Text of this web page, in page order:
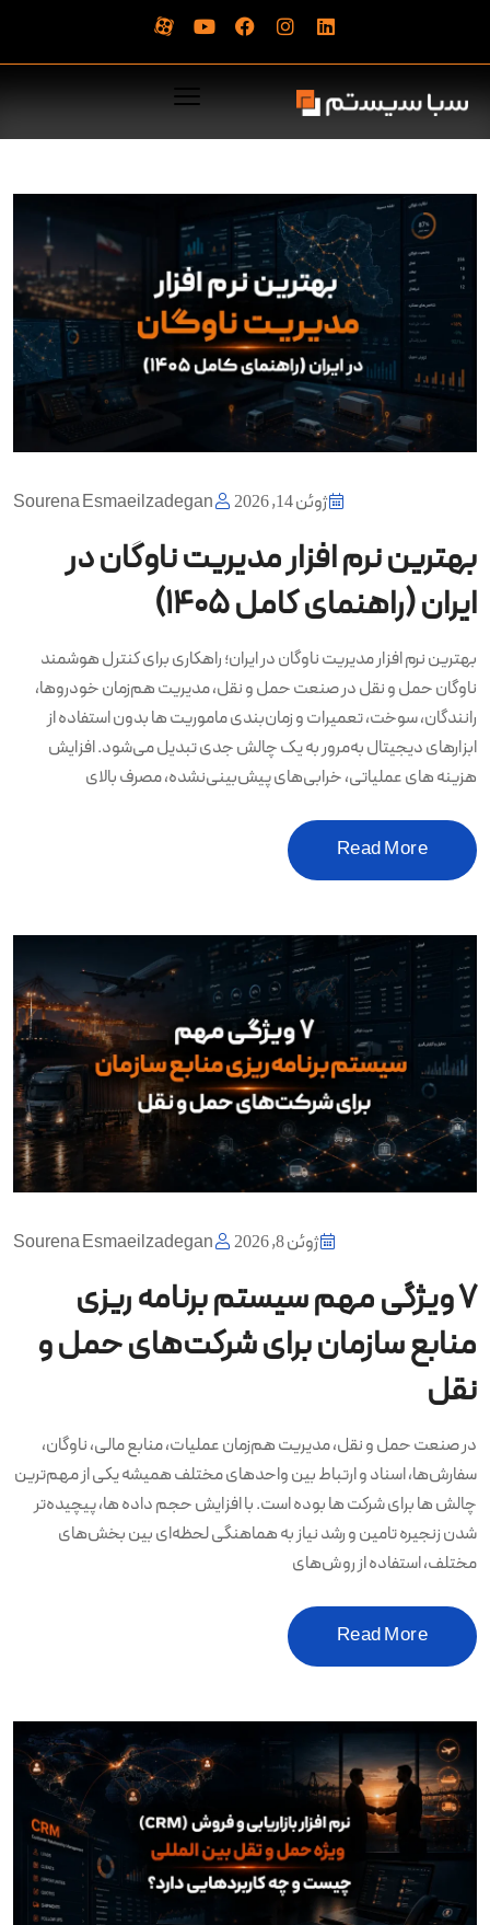
ژوئن 14, 2026 Sourena Esmaeilzadegan
بهترین نرم‌ افزار مدیریت ناوگان در
ایران (راهنمای کامل ۱۴۰۵)
بهترین نرم افزار مدیریت ناوگان در ایران؛ راهکاری برای کنترل هوشمند
ناوگان حمل و نقل در صنعت حمل و نقل، مدیریت هم‌زمان خودروها،
رانندگان، سوخت، تعمیرات و زمان‌بندی ماموریت ها بدون استفاده از
ابزارهای دیجیتال به‌مرور به یک چالش جدی تبدیل می‌شود. افزایش
هزینه های عملیاتی، خرابی‌های پیش‌بینی‌نشده، مصرف بالای
Read More
ژوئن 8, 2026 Sourena Esmaeilzadegan
۷ ویژگی مهم سیستم برنامه‌ ریزی
منابع سازمان برای شرکت‌های حمل‌ و
نقل
در صنعت حمل و نقل، مدیریت هم‌زمان عملیات، منابع مالی، ناوگان،
سفارش‌ها، اسناد و ارتباط بین واحدهای مختلف همیشه یکی از مهم‌ترین
چالش ها برای شرکت ها بوده است. با افزایش حجم داده ها، پیچیده‌تر
شدن زنجیره تامین و رشد نیاز به هماهنگی لحظه‌ای بین بخش‌های
مختلف، استفاده از روش‌های
Read More